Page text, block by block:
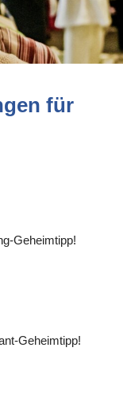
für
Geheimtipp!
Geheimtipp!